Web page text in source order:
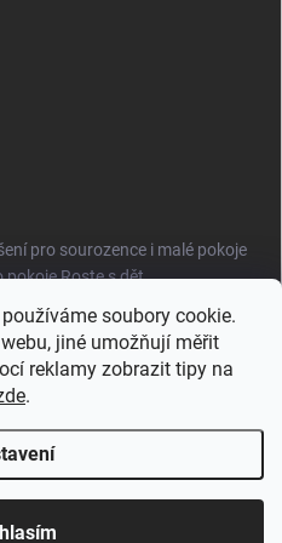
používáme soubory cookie.
jiné umožňují měřit
reklamy zobrazit tipy na
.
pro sourozence i malé pokoje
pokoje Roste s dět...
řešení pro malé prostory i
vašemu živo...
práva vyhrazena.Upravit
cookies